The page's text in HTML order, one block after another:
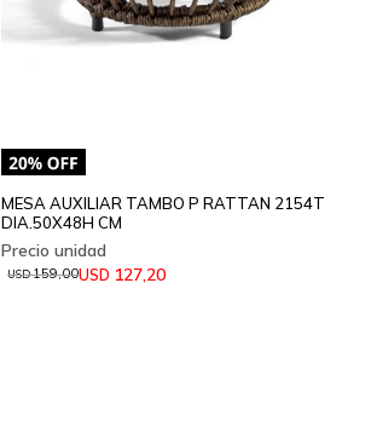
MESA AUXILIAR TAMBO P RATTAN 2154T
DIA.50X48H CM
USD 127,20
USD159,00